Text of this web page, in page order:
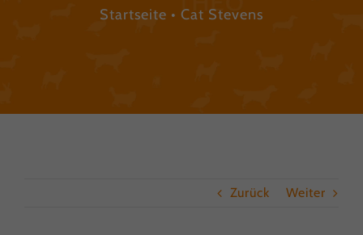
Startseite Cat Stevens
Zurück Weiter